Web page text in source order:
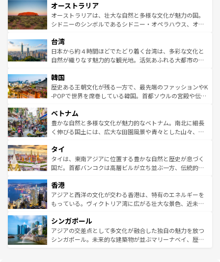
部のニューオーリンズでは、音楽と美食が融合した独特の
文化が魅力。旅行者はアメリカの各地域で異なる魅力を楽
しみながら、その多様性と豊かな歴史を感じることができ
ならではの贅沢な旅のスタイルだ。 なお、新着のアメリカ
情報はコンテンツ一覧を参照してほしい。
ワイ島は見逃せない。また、定番の観光地といえばオアフ
島だが、静かな自然を求めるならマウイ島やカウアイ島が
おすすめ。エメラルドグリーンに輝く海をはじめ、豊かな
れるおもてなしの心で訪れる人々を迎えてくれるハワイの
人々、おいしいローカルフードやハワイアンミュージッ
ク、伝統的なフラダンスなど、すべてがハワイの魅力を彩
ワイを、存分に味わってほしい。 なお、新着のハワイ情報
はコンテンツ一覧を参照してほしい。
オーストラリア
オーストラリアは、壮大な自然と多様な文化が魅力の国。
シドニーのシンボルであるシドニー・オペラハウス、オー
リアリーフや大陸中央部にそびえるウルル（エアーズロッ
ク）、タスマニアの美しい原生林やケアンズの熱帯雨林な
ど、見どころがたくさん。また、カフェやワイン、オージ
いる。アクティビティも充実しており、サーフィンやダイ
ビング、ハイキングなど、アウトドア好きにはたまらな
い。オーストラリアの多彩な魅力を存分に味わいつくそ
参照してほしい。
台湾
日本から約４時間ほどでたどり着く台湾は、多彩な文化と
自然が織りなす魅力的な観光地。活気あふれる大都市の台
ン）、静ひつな山岳地帯である台湾東部など、都市の喧騒
と山間の静けさが共存しており、訪れる人に新しい発見と
驚きをもたらしてくれる。また、奥深い台湾の食文化も魅
容にもいいと評判のスイーツなど、バラエティ豊かな料理
が味わえる。 なお、新着の台湾情報は コンテンツ一覧を参
照してほしい。
韓国
歴史ある王朝文化が残る一方で、最先端のファッションやK
-POPで世界を席巻している韓国。首都ソウルの宮殿や伝統
き、地方に足を延ばせば四季折々の自然美を楽しむことが
できる。そして、キムチや焼肉、絶品のストリートフード
まで、さまざまな韓国料理が待っている。夜には、韓国な
リティに包まれながら、韓国の多彩な魅力を心ゆくまで味
わってみてほしい。 なお、新着の韓国情報はコンテンツ一
覧を参照してほしい。
ベトナム
豊かな自然と多様な文化が魅力的なベトナム。南北に細長
く伸びる国土には、広大な田園風景や青々とした山々、世
急速な発展と共に伝統が息づく。ハノイの古い町並みやホ
ーチミン市のフランス統治時代の建物も、独特の雰囲気を
醸し出している。また、バラエティの豊かさとおいしさで
とつ。フォーやバインミー、ベトナムコーヒーなどは、ぜ
ひ現地で味わいたい。どの地域を訪れてもあたたかい人々
が旅行者を迎えてくれるので、きっと忘れられない旅にな
参照してほしい。
タイ
タイは、東南アジアに位置する豊かな自然と歴史が息づく
国だ。首都バンコクは高層ビルが立ち並ぶ一方、伝統的な
の活気が交差している。北部ではチェンマイなどの山岳地
帯で自然と触れ合い、南部ではプーケットやクラビの美し
いビーチでリゾート気分を楽しむことができる。タイ料理
激する。気候は一年中温暖で、どの季節にも異なる楽しみ
が待っている。親しみやすいタイの人々、仏教を中心とし
た文化、そして多様な観光資源が、訪れる旅人を魅了し続
香港
アジアと西洋の文化が交わる香港は、特有のエネルギーを
もっている。ヴィクトリア湾に広がる壮大な景色、近未来
み、どこを訪れても感動するはず。観光スポットが密集し
ており、効率よく見どころを回れるのも魅力。息をのむよ
うな絶景から文化的な体験まで、香港を存分に楽しみ尽く
シンガポール
アジアの交差点として多文化が融合した独自の魅力を放つ
シンガポール。未来的な建築物が並ぶマリーナベイ、歴史